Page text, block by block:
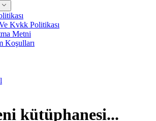
Kvkk Politikası
Metni
Koşulları
kütüphanesi...